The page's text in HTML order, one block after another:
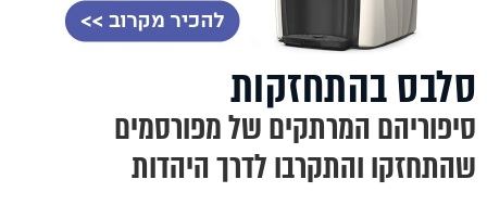
סלבס בהתחזקות
סיפוריהם המרתקים של מפורסמים
שהתחזקו והתקרבו לדרך היהדות